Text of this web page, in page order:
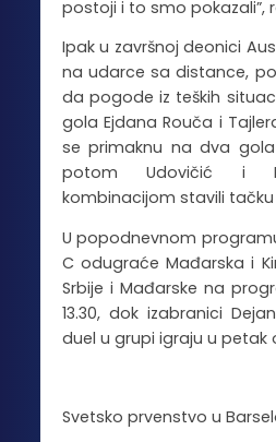
postoji i to smo pokazali”,
Ipak u završnoj deonici
na udarce sa distance,
da pogode iz teških
gola Ejdana Rouča i
se primaknu na dva
potom Udovičić i
kombinacijom stavili
U popodnevnom
C odugraće Mađarska i
Srbije i Mađarske na
13.30, dok izabranici
duel u grupi igraju u petak
Svetsko prvenstvo u